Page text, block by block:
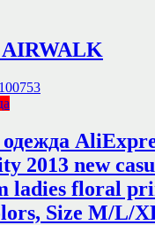
2013 new
ladies floral
Size M/L/